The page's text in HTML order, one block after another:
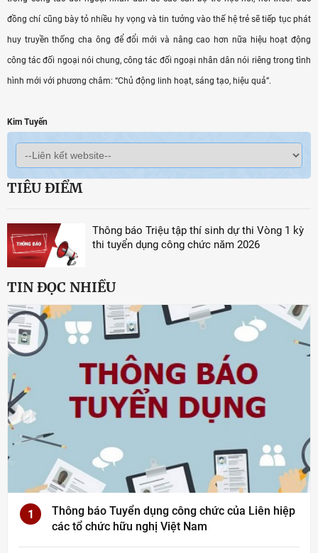
đồng chí cũng bày tỏ nhiều hy vọng và tin tưởng vào thế hệ trẻ sẽ tiếp tục phát
huy truyền thống cha ông để đổi mới và nâng cao hơn nữa hiệu hoạt động
công tác đối ngoại nói chung, công tác đối ngoại nhân dân nói riêng trong tình
hình mới với phương châm: “Chủ động linh hoạt, sáng tạo, hiệu quả”.
Kim Tuyến
TIÊU ĐIỂM
Thông báo Triệu tập thí sinh dự thi Vòng 1 kỳ
thi tuyển dụng công chức năm 2026
TIN ĐỌC NHIỀU
1
Thông báo Tuyển dụng công chức của Liên hiệp
các tổ chức hữu nghị Việt Nam